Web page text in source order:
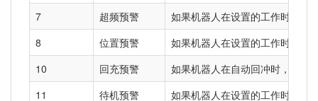
7
超频预警
如果机器人在设置的工作时间范
8
位置预警
如果机器人在设置的工作时间范
10
回充预警
如果机器人在自动回冲时，失败
11
待机预警 如果机器人在设置的工作时间范